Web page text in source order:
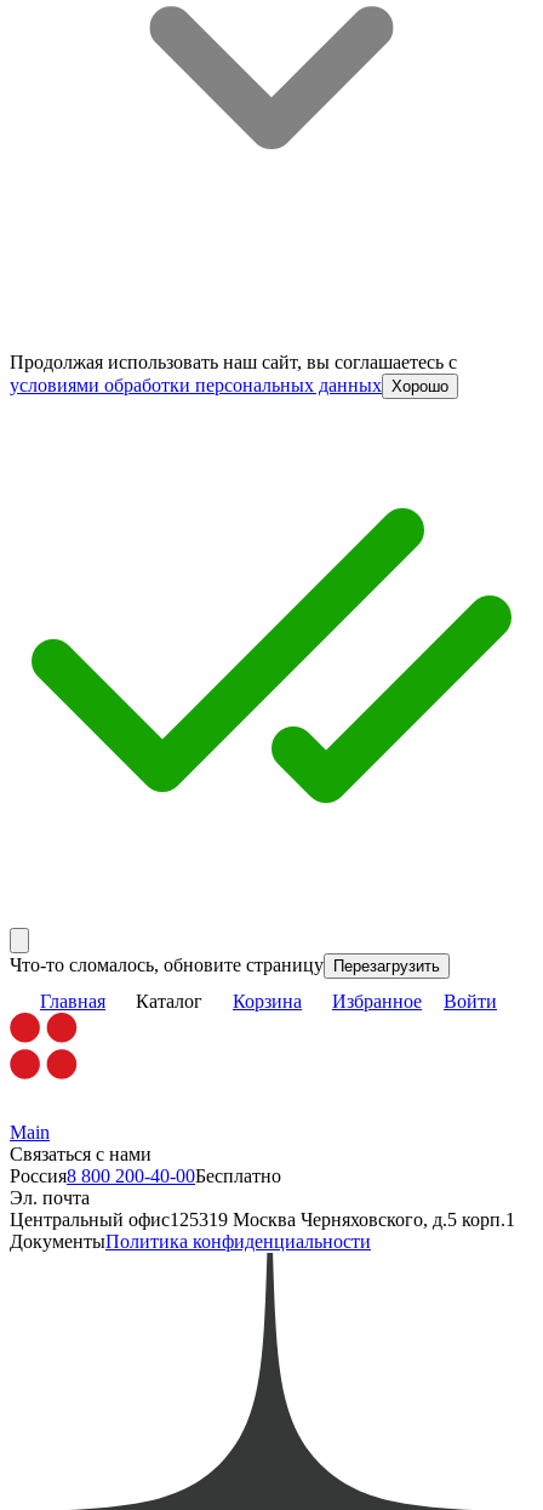
Продолжая использовать наш сайт, вы соглашаетесь c
условиями обработки персональных данных Хорошо
Что-то сломалось, обновите страницу Перезагрузить
Главная Каталог Корзина Избранное Войти
Main
Связаться с нами
Россия8 800 200-40-00Бесплатно
Эл. почта
Центральный офис125319 Москва Черняховского, д.5 корп.1
ДокументыПолитика конфиденциальности